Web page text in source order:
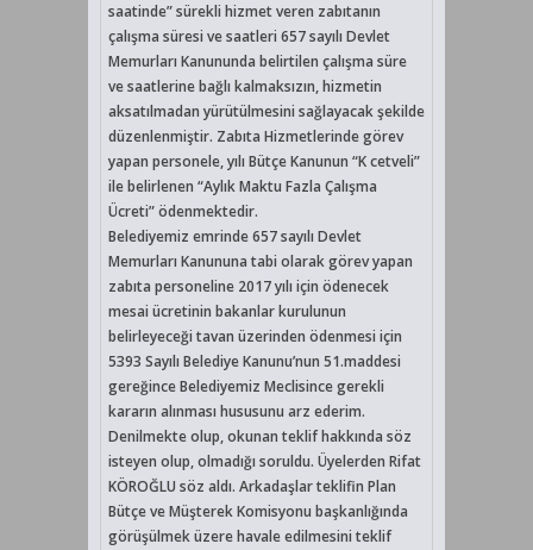
saatinde” sürekli hizmet veren zabıtanın
çalışma süresi ve saatleri 657 sayılı Devlet
Memurları Kanununda belirtilen çalışma süre
ve saatlerine bağlı kalmaksızın, hizmetin
aksatılmadan yürütülmesini sağlayacak şekilde
düzenlenmiştir. Zabıta Hizmetlerinde görev
yapan personele, yılı Bütçe Kanunun “K cetveli”
ile belirlenen “Aylık Maktu Fazla Çalışma
Ücreti” ödenmektedir.
Belediyemiz emrinde 657 sayılı Devlet
Memurları Kanununa tabi olarak görev yapan
zabıta personeline 2017 yılı için ödenecek
mesai ücretinin bakanlar kurulunun
belirleyeceği tavan üzerinden ödenmesi için
5393 Sayılı Belediye Kanunu’nun 51.maddesi
gereğince Belediyemiz Meclisince gerekli
kararın alınması hususunu arz ederim.
Denilmekte olup, okunan teklif hakkında söz
isteyen olup, olmadığı soruldu. Üyelerden Rifat
KÖROĞLU söz aldı. Arkadaşlar teklifin Plan
Bütçe ve Müşterek Komisyonu başkanlığında
görüşülmek üzere havale edilmesini teklif